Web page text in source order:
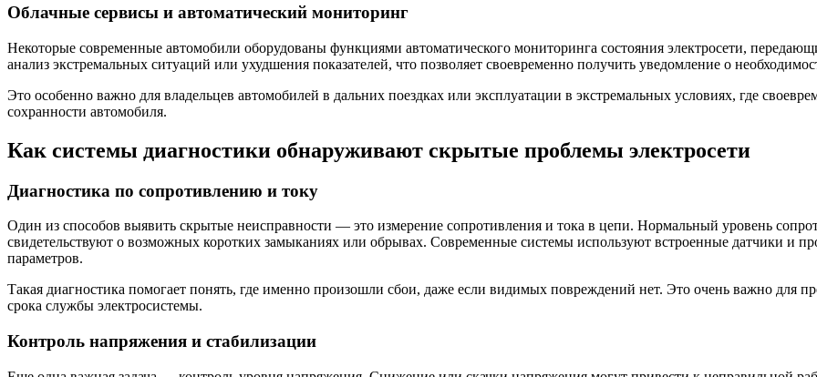
Облачные сервисы и автоматический мониторинг
Некоторые современные автомобили оборудованы функциями автоматического мониторинга состояния электросети,
анализ экстремальных ситуаций или ухудшения показателей, что позволяет своевременно получить уведомление о
Это особенно важно для владельцев автомобилей в дальних поездках или эксплуатации в экстремальных условиях, где
сохранности автомобиля.
Как системы диагностики обнаруживают скрытые проблемы электросети
Диагностика по сопротивлению и току
Один из способов выявить скрытые неисправности — это измерение сопротивления и тока в цепи. Нормальный уровень
свидетельствуют о возможных коротких замыканиях или обрывах. Современные системы используют встроенные датчики и
параметров.
Такая диагностика помогает понять, где именно произошли сбои, даже если видимых повреждений нет. Это очень важно для
срока службы электросистемы.
Контроль напряжения и стабилизации